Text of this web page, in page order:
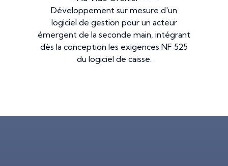
Développement sur mesure d'un
logiciel de gestion pour un acteur
émergent de la seconde main, intégrant
dès la conception les exigences NF 525
du logiciel de caisse.